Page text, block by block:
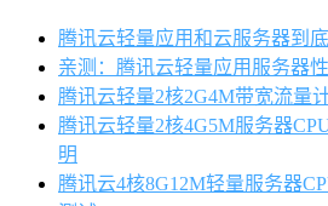
腾讯云轻量应用和云服务器到
亲测：腾讯云轻量应用服务器
腾讯云轻量2核2G4M带宽流量
腾讯云轻量2核4G5M服务器
明
腾讯云4核8G12M轻量服务器